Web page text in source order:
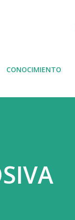
CONOCIMIENTO